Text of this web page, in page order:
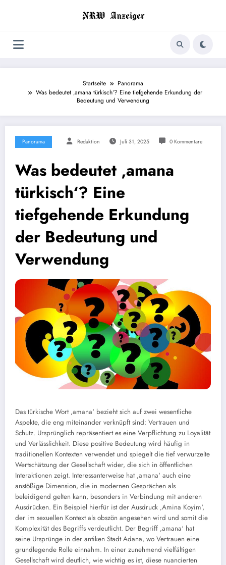
Startseite
Panorama
Was bedeutet ‚amana türkisch‘? Eine tiefgehende Erkundung der
Bedeutung und Verwendung
Panorama Redaktion Juli 31, 2025 0 Kommentare
Was bedeutet ‚amana
türkisch‘? Eine
tiefgehende Erkundung
der Bedeutung und
Verwendung
Das türkische Wort ‚amana‘ bezieht sich auf zwei wesentliche
Aspekte, die eng miteinander verknüpft sind: Vertrauen und
Schutz. Ursprünglich repräsentiert es eine Verpflichtung zu Loyalität
und Verlässlichkeit. Diese positive Bedeutung wird häufig in
traditionellen Kontexten verwendet und spiegelt die tief verwurzelte
Wertschätzung der Gesellschaft wider, die sich in öffentlichen
Interaktionen zeigt. Interessanterweise hat ‚amana‘ auch eine
anstößige Dimension, die in modernen Gesprächen als
beleidigend gelten kann, besonders in Verbindung mit anderen
Ausdrücken. Ein Beispiel hierfür ist der Ausdruck ‚Amina Koyim‘,
der im sexuellen Kontext als obszön angesehen wird und somit die
Komplexität des Begriffs verdeutlicht. Der Begriff ‚amana‘ hat
seine Ursprünge in der antiken Stadt Adana, wo Vertrauen eine
grundlegende Rolle einnahm. In einer zunehmend vielfältigen
Gesellschaft wird deutlich, wie wichtig es ist, diese nuancierten